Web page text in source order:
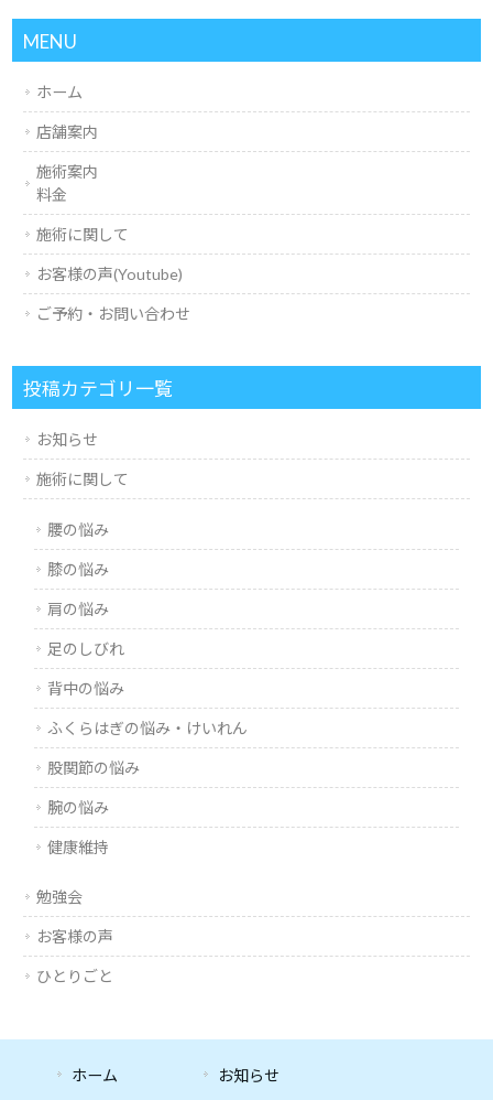
MENU
ホーム
店舗案内
施術案内
料金
施術に関して
お客様の声(Youtube)
ご予約・お問い合わせ
投稿カテゴリ一覧
お知らせ
施術に関して
腰の悩み
膝の悩み
肩の悩み
足のしびれ
背中の悩み
ふくらはぎの悩み・けいれん
股関節の悩み
腕の悩み
健康維持
勉強会
お客様の声
ひとりごと
ホーム お知らせ